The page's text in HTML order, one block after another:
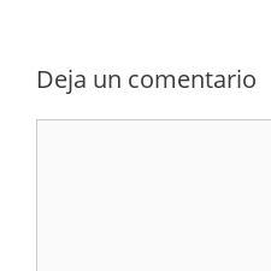
Deja un comentario